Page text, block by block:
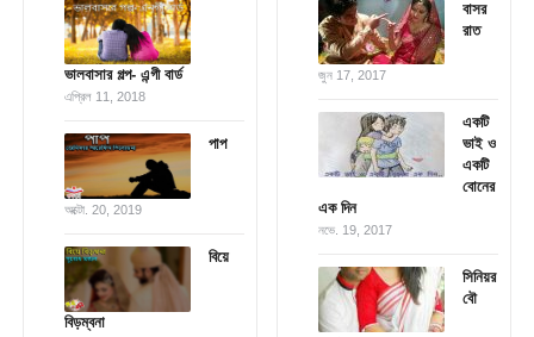
ভালবাসার গল্প- এন্গী বার্ড
এপ্রিল 11, 2018
পাপ
অক্টো. 20, 2019
বিয়ে
বিড়ম্বনা
বাসর
রাত
জুন 17, 2017
একটি
ভাই ও
একটি
বোনের
এক দিন
নভে. 19, 2017
সিনিয়র
বৌ